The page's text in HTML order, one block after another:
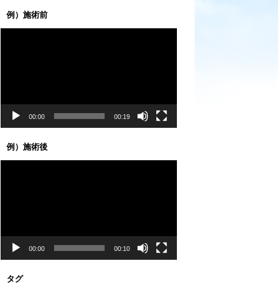
例）施術前
00:00 00:19
例）施術後
00:00 00:10
タグ